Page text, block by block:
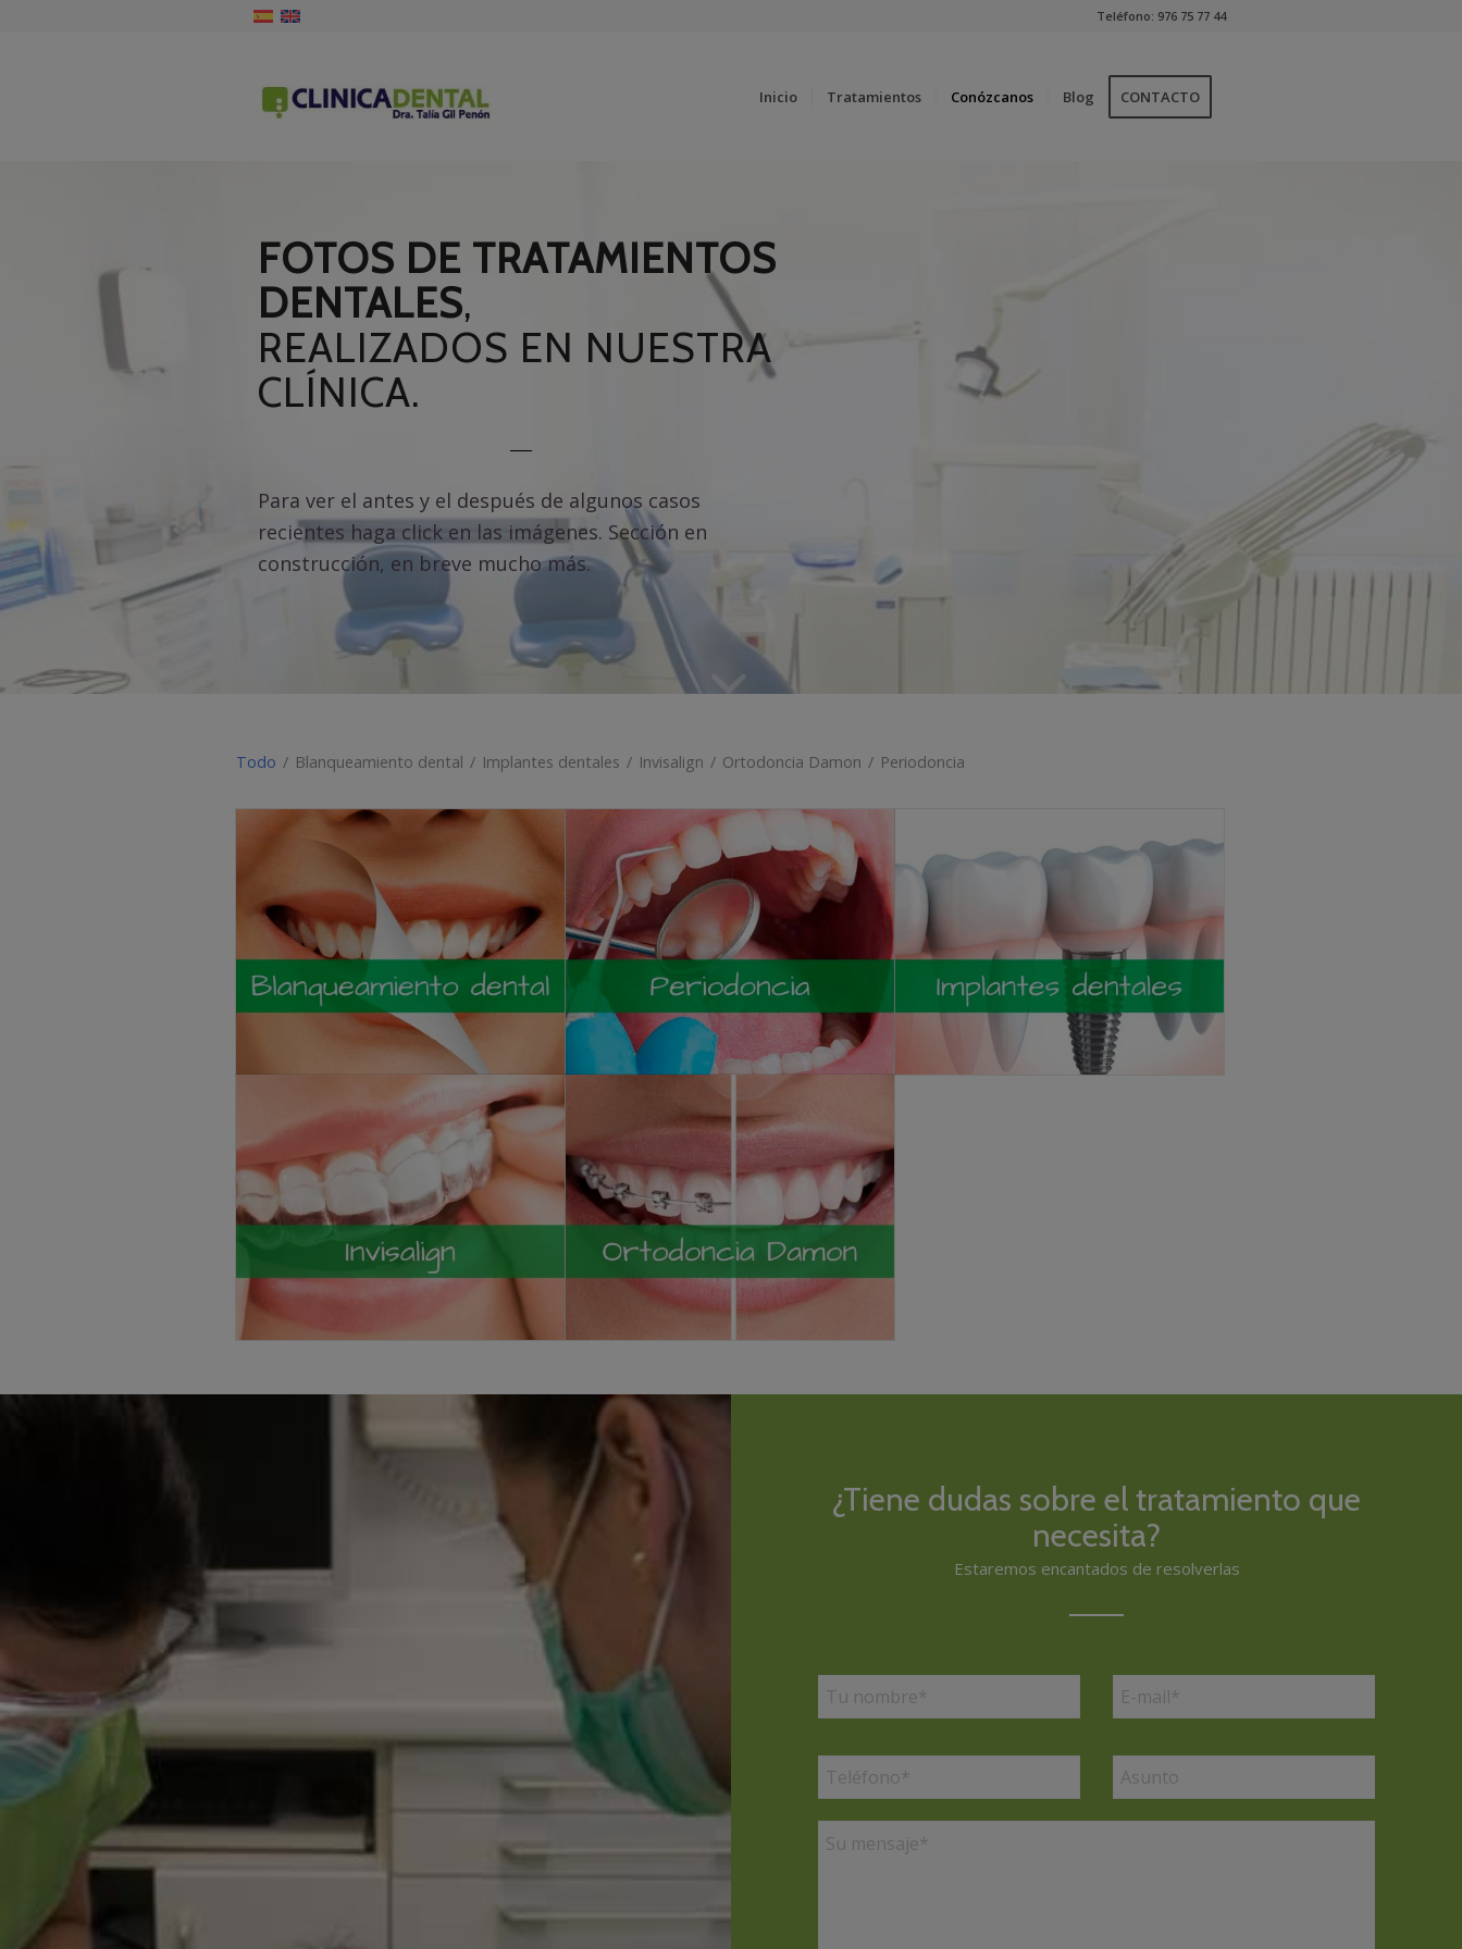
Teléfono: 976 75 77 44
Inicio Tratamientos Conózcanos Blog CONTACTO
FOTOS DE TRATAMIENTOS
DENTALES,
REALIZADOS EN NUESTRA
CLÍNICA.
Para ver el antes y el después de algunos casos
recientes haga click en las imágenes. Sección en
construcción, en breve mucho más.
Todo / Blanqueamiento dental / Implantes dentales / Invisalign / Ortodoncia Damon / Periodoncia
¿Tiene dudas sobre el tratamiento que
necesita?
Estaremos encantados de resolverlas